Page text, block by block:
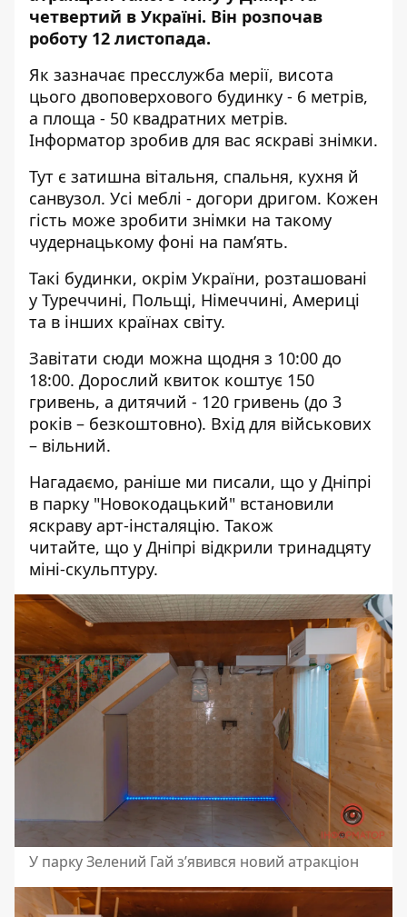
четвертий в Україні. Він розпочав
роботу 12 листопада.
Як зазначає пресслужба мерії, висота
цього двоповерхового будинку - 6 метрів,
а площа - 50 квадратних метрів.
Інформатор зробив для вас яскраві знімки.
Тут є затишна вітальня, спальня, кухня й
санвузол. Усі меблі - догори дригом. Кожен
гість може зробити знімки на такому
чудернацькому фоні на пам’ять.
Такі будинки, окрім України, розташовані
у Туреччині, Польщі, Німеччині, Америці
та в інших країнах світу.
Завітати сюди можна щодня з 10:00 до
18:00. Дорослий квиток коштує 150
гривень, а дитячий - 120 гривень (до 3
років – безкоштовно). Вхід для військових
– вільний.
Нагадаємо, раніше ми писали, що у Дніпрі
в парку "Новокодацький" встановили
яскраву арт-інсталяцію. Також
читайте, що у Дніпрі відкрили тринадцяту
міні-скульптуру.
У парку Зелений Гай з’явився новий атракціон